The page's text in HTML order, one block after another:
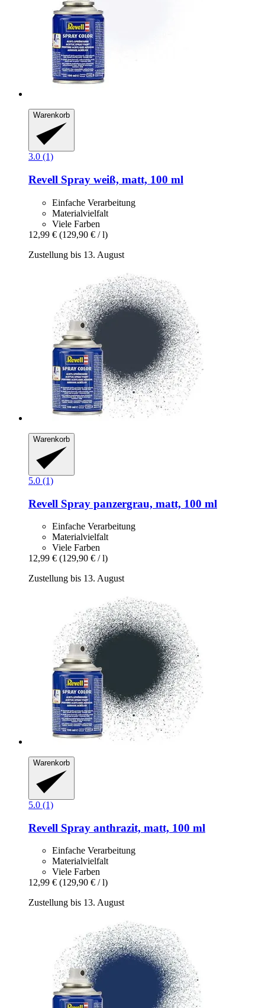
Warenkorb
3.0 (1)
Revell Spray weiß, matt, 100 ml
Einfache Verarbeitung
Materialvielfalt
Viele Farben
12,99 € (129,90 € / l)
Zustellung bis 13. August
Warenkorb
5.0 (1)
Revell Spray panzergrau, matt, 100 ml
Einfache Verarbeitung
Materialvielfalt
Viele Farben
12,99 € (129,90 € / l)
Zustellung bis 13. August
Warenkorb
5.0 (1)
Revell Spray anthrazit, matt, 100 ml
Einfache Verarbeitung
Materialvielfalt
Viele Farben
12,99 € (129,90 € / l)
Zustellung bis 13. August